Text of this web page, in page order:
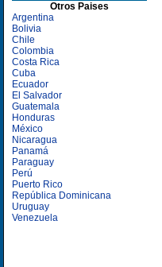
Otros Paises
Argentina
Bolivia
Chile
Colombia
Costa Rica
Cuba
Ecuador
El Salvador
Guatemala
Honduras
México
Nicaragua
Panamá
Paraguay
Perú
Puerto Rico
República Dominicana
Uruguay
Venezuela